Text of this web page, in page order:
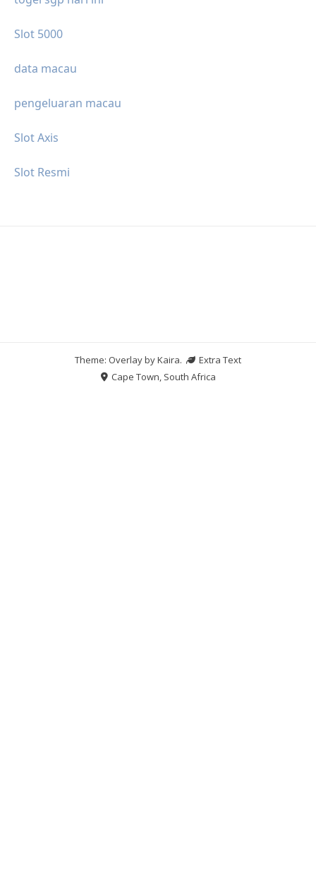
Slot 5000
data macau
pengeluaran macau
Slot Axis
Slot Resmi
Theme: Overlay byKaira.
Extra Text
Cape Town, South Africa